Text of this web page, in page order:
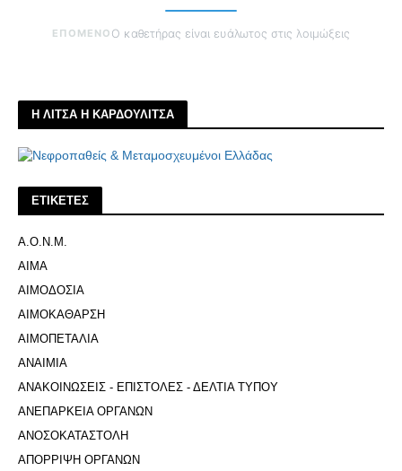
ΕΠΟΜΕΝΟ Ο καθετήρας είναι ευάλωτος στις λοιμώξεις
Η ΛΙΤΣΑ Η ΚΑΡΔΟΥΛΙΤΣΑ
ΕΤΙΚΕΤΕΣ
Α.Ο.Ν.Μ.
ΑΙΜΑ
ΑΙΜΟΔΟΣΙΑ
ΑΙΜΟΚΑΘΑΡΣΗ
ΑΙΜΟΠΕΤΑΛΙΑ
ΑΝΑΙΜΙΑ
ΑΝΑΚΟΙΝΩΣΕΙΣ - ΕΠΙΣΤΟΛΕΣ - ΔΕΛΤΙΑ ΤΥΠΟΥ
ΑΝΕΠΑΡΚΕΙΑ ΟΡΓΑΝΩΝ
ΑΝΟΣΟΚΑΤΑΣΤΟΛΗ
ΑΠΟΡΡΙΨΗ ΟΡΓΑΝΩΝ